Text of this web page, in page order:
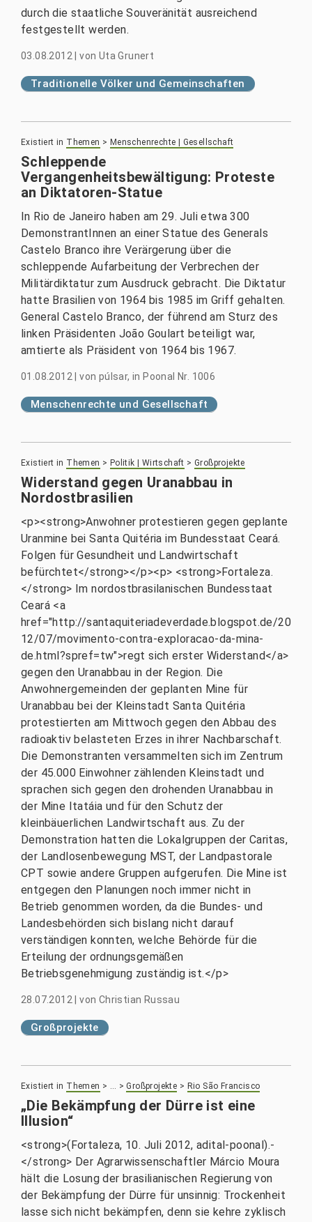
durch die staatliche Souveränität ausreichend
festgestellt werden.
03.08.2012 |von Uta Grunert
Traditionelle Völker und Gemeinschaften
Existiert in Themen > Menschenrechte | Gesellschaft
Schleppende
Vergangenheitsbewältigung: Proteste
an Diktatoren-Statue
In Rio de Janeiro haben am 29. Juli etwa 300
DemonstrantInnen an einer Statue des Generals
Castelo Branco ihre Verärgerung über die
schleppende Aufarbeitung der Verbrechen der
Militärdiktatur zum Ausdruck gebracht. Die Diktatur
hatte Brasilien von 1964 bis 1985 im Griff gehalten.
General Castelo Branco, der führend am Sturz des
linken Präsidenten João Goulart beteiligt war,
amtierte als Präsident von 1964 bis 1967.
01.08.2012 |von púlsar, in Poonal Nr. 1006
Menschenrechte und Gesellschaft
Existiert in Themen > Politik | Wirtschaft >Großprojekte
Widerstand gegen Uranabbau in
Nordostbrasilien
<p><strong>Anwohner protestieren gegen geplante
Uranmine bei Santa Quitéria im Bundesstaat Ceará.
Folgen für Gesundheit und Landwirtschaft
befürchtet</strong></p><p> <strong>Fortaleza.
</strong> Im nordostbrasilanischen Bundesstaat
Ceará <a
href="http://santaquiteriadeverdade.blogspot.de/20
12/07/movimento-contra-exploracao-da-mina-
de.html?spref=tw">regt sich erster Widerstand</a>
gegen den Uranabbau in der Region. Die
Anwohnergemeinden der geplanten Mine für
Uranabbau bei der Kleinstadt Santa Quitéria
protestierten am Mittwoch gegen den Abbau des
radioaktiv belasteten Erzes in ihrer Nachbarschaft.
Die Demonstranten versammelten sich im Zentrum
der 45.000 Einwohner zählenden Kleinstadt und
sprachen sich gegen den drohenden Uranabbau in
der Mine Itatáia und für den Schutz der
kleinbäuerlichen Landwirtschaft aus. Zu der
Demonstration hatten die Lokalgruppen der Caritas,
der Landlosenbewegung MST, der Landpastorale
CPT sowie andere Gruppen aufgerufen. Die Mine ist
entgegen den Planungen noch immer nicht in
Betrieb genommen worden, da die Bundes- und
Landesbehörden sich bislang nicht darauf
verständigen konnten, welche Behörde für die
Erteilung der ordnungsgemäßen
Betriebsgenehmigung zuständig ist.</p>
28.07.2012 |von Christian Russau
Großprojekte
Existiert in Themen > … >Großprojekte > Rio São Francisco
„Die Bekämpfung der Dürre ist eine
Illusion“
<strong>(Fortaleza, 10. Juli 2012, adital-poonal).-
</strong> Der Agrarwissenschaftler Márcio Moura
hält die Losung der brasilianischen Regierung von
der Bekämpfung der Dürre für unsinnig: Trockenheit
lasse sich nicht bekämpfen, denn sie kehre zyklisch